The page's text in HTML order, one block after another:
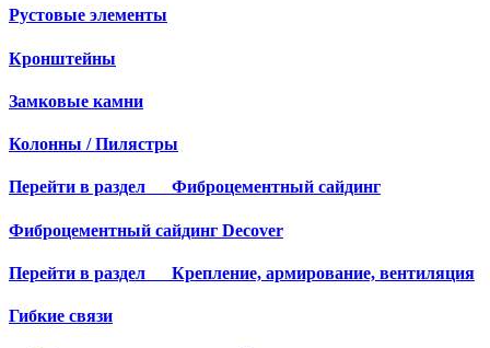
Рустовые элементы
Кронштейны
Замковые камни
Колонны / Пилястры
Перейти в раздел Фиброцементный сайдинг
Фиброцементный сайдинг Decover
Перейти в раздел Крепление, армирование, вентиляция
Гибкие связи